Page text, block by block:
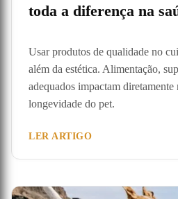
toda a diferença na
Usar produtos de qualidade no
além da estética. Alimentação,
adequados impactam
longevidade do pet.
LER ARTIGO